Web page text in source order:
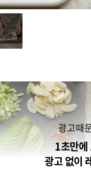
광고때
1초만에
광고 없이